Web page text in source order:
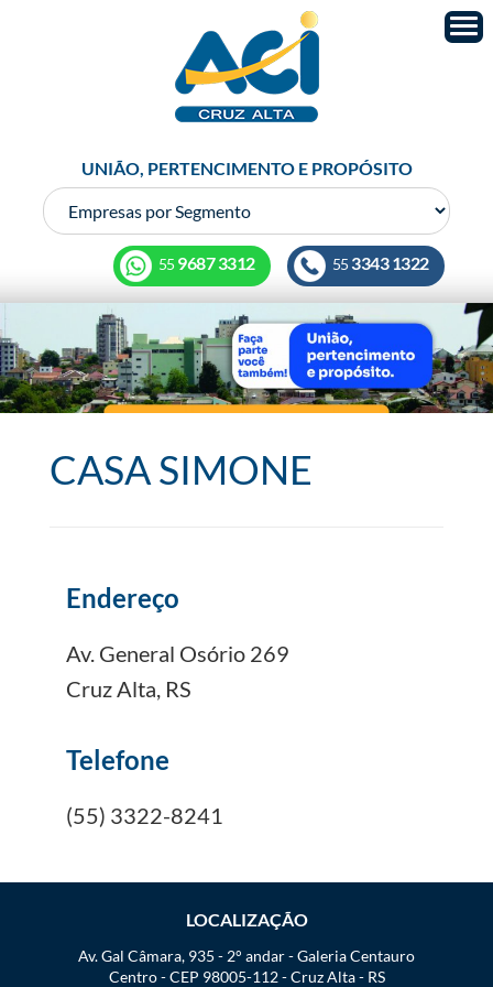
UNIÃO, PERTENCIMENTO E PROPÓSITO
55 3343 1322
55 9687 3312
CASA SIMONE
Endereço
Av. General Osório 269
Cruz Alta, RS
Telefone
(55) 3322-8241
LOCALIZAÇÃO
Av. Gal Câmara, 935 - 2° andar - Galeria Centauro
Centro - CEP 98005-112 - Cruz Alta - RS